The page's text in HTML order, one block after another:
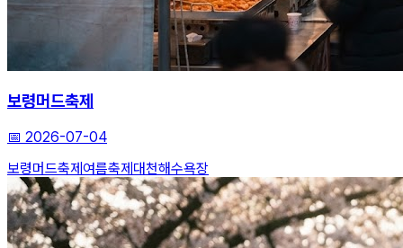
보령머드축제
📅 2026-07-04
보령머드축제 여름축제 대천해수욕장